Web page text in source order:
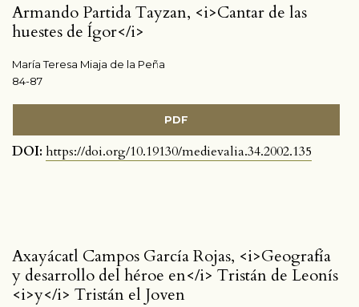
Armando Partida Tayzan, <i>Cantar de las
huestes de Ígor</i>
María Teresa Miaja de la Peña
84-87
PDF
DOI: https://doi.org/10.19130/medievalia.34.2002.135
Axayácatl Campos García Rojas, <i>Geografía
y desarrollo del héroe en</i> Tristán de Leonís
<i>y</i> Tristán el Joven